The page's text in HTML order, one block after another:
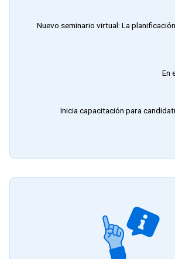
Nuevo seminario virtual: La
En
Inicia capacitación para